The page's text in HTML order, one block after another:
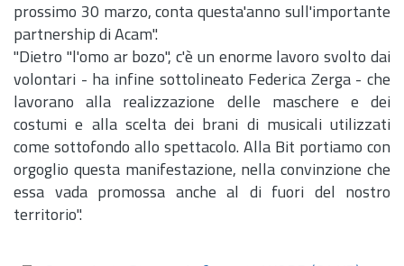
prossimo 30 marzo, conta questa'anno sull'importante
partnership di Acam".
"Dietro "l'omo ar bozo", c'è un enorme lavoro svolto dai
volontari - ha infine sottolineato Federica Zerga - che
lavorano alla realizzazione delle maschere e dei
costumi e alla scelta dei brani di musicali utilizzati
come sottofondo allo spettacolo. Alla Bit portiamo con
orgoglio questa manifestazione, nella convinzione che
essa vada promossa anche al di fuori del nostro
territorio".